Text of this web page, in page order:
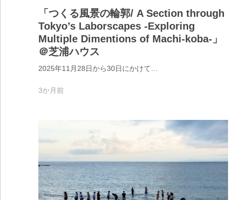
「つくる風景の輪郭/ A Section through
Tokyo’s Laborscapes -Exploring
Multiple Dimentions of Machi-koba-」
＠芝浦ハウス
2025年11月28日から30日にかけて…
3か月前